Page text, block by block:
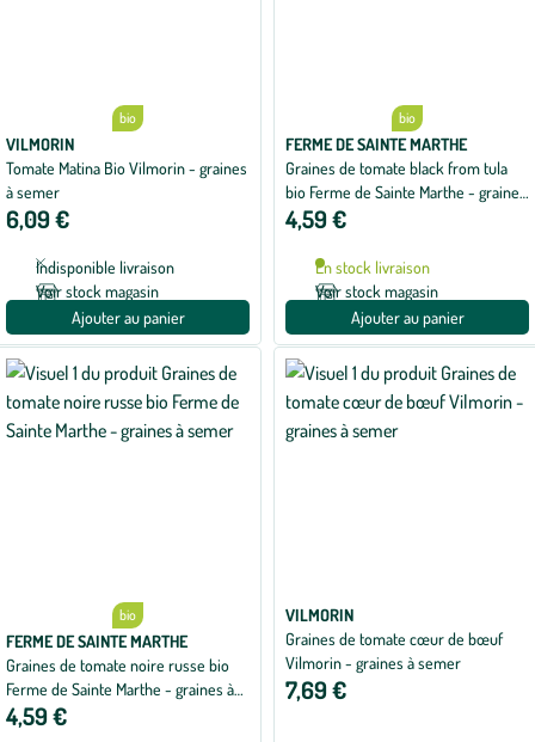
bio
VILMORIN
Tomate Matina Bio Vilmorin - graines
à semer
6,09 €
Indisponible livraison
Voir stock magasin
Ajouter au panier
bio
FERME DE SAINTE MARTHE
Graines de tomate black from tula
bio Ferme de Sainte Marthe - graines
à semer
4,59 €
En stock livraison
Voir stock magasin
Ajouter au panier
bio
FERME DE SAINTE MARTHE
Graines de tomate noire russe bio
Ferme de Sainte Marthe - graines à
semer
4,59 €
VILMORIN
Graines de tomate cœur de bœuf
Vilmorin - graines à semer
7,69 €